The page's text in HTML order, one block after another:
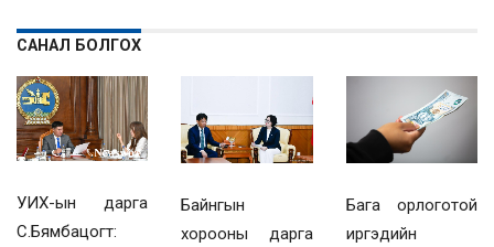
САНАЛ БОЛГОХ
УИХ-ын дарга
С.Бямбацогт:
Байнгын
хорооны дарга
Бага орлоготой
иргэдийн